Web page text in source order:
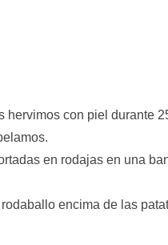
hervimos con piel durante
en rodajas en una
encima de las